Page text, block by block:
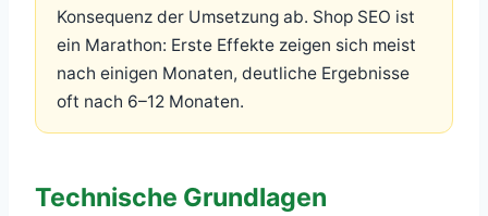
Konsequenz der Umsetzung ab. Shop SEO ist
ein Marathon: Erste Effekte zeigen sich meist
nach einigen Monaten, deutliche Ergebnisse
oft nach 6–12 Monaten.
Technische Grundlagen